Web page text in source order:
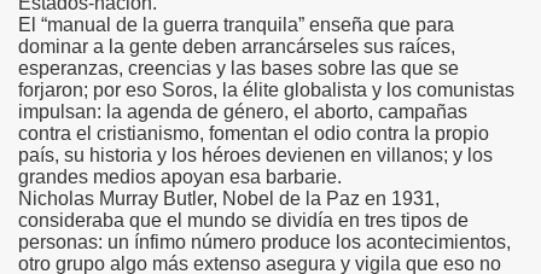
El “manual de la guerra tranquila” enseña que para
dominar a la gente deben arrancárseles sus raíces,
esperanzas, creencias y las bases sobre las que se
forjaron; por eso Soros, la élite globalista y los comunistas
impulsan: la agenda de género, el aborto, campañas
contra el cristianismo, fomentan el odio contra la propio
país, su historia y los héroes devienen en villanos; y los
grandes medios apoyan esa barbarie.
Nicholas Murray Butler, Nobel de la Paz en 1931,
consideraba que el mundo se dividía en tres tipos de
personas: un ínfimo número produce los acontecimientos,
otro grupo algo más extenso asegura y vigila que eso no